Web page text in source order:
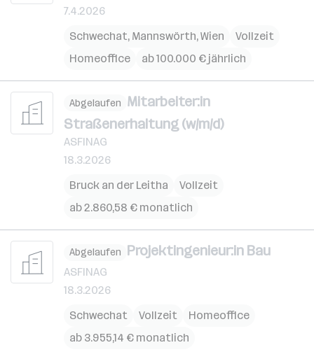
7.4.2026
Schwechat, Mannswörth,Wien
Vollzeit
Homeoffice
ab 100.000 € jährlich
Abgelaufen Mitarbeiter:in
Straßenerhaltung (w/m/d)
ASFINAG
18.3.2026
Bruck an der Leitha
Vollzeit
ab 2.860,58 € monatlich
Abgelaufen Projektingenieur:in Bau
ASFINAG
18.3.2026
Schwechat
Vollzeit
Homeoffice
ab 3.955,14 € monatlich